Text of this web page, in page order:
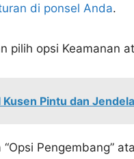
di ponsel Anda.
pilih opsi Keamanan
Kusen Pintu dan
Pengembang”